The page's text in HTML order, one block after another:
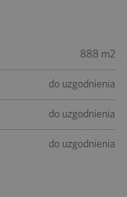
888 m2
do uzgodnienia
do uzgodnienia
do uzgodnienia